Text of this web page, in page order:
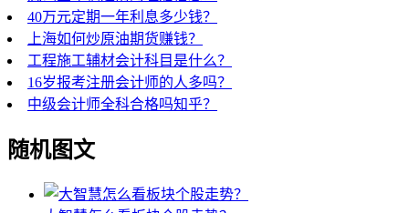
40万元定期一年利息多少钱？
上海如何炒原油期货赚钱？
工程施工辅材会计科目是什么？
16岁报考注册会计师的人多吗？
中级会计师全科合格吗知乎？
随机图文